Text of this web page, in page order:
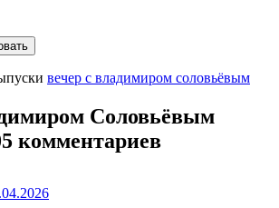
вечер с владимиром соловьёвым
Соловьёвым
комментариев